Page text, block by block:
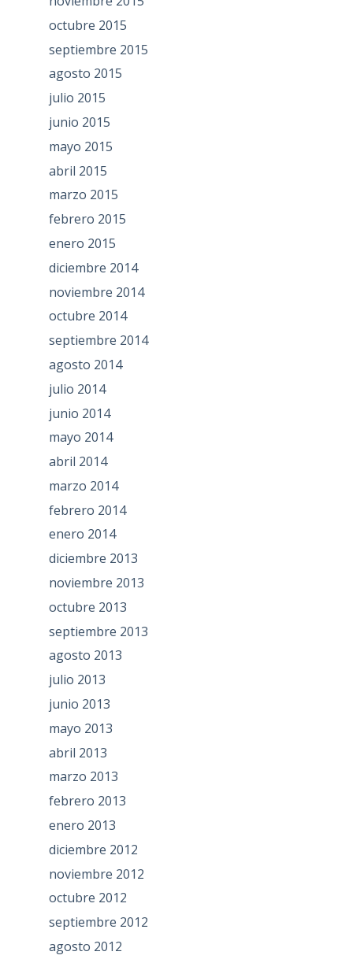
octubre 2015
septiembre 2015
agosto 2015
julio 2015
junio 2015
mayo 2015
abril 2015
marzo 2015
febrero 2015
enero 2015
diciembre 2014
noviembre 2014
octubre 2014
septiembre 2014
agosto 2014
julio 2014
junio 2014
mayo 2014
abril 2014
marzo 2014
febrero 2014
enero 2014
diciembre 2013
noviembre 2013
octubre 2013
septiembre 2013
agosto 2013
julio 2013
junio 2013
mayo 2013
abril 2013
marzo 2013
febrero 2013
enero 2013
diciembre 2012
noviembre 2012
octubre 2012
septiembre 2012
agosto 2012